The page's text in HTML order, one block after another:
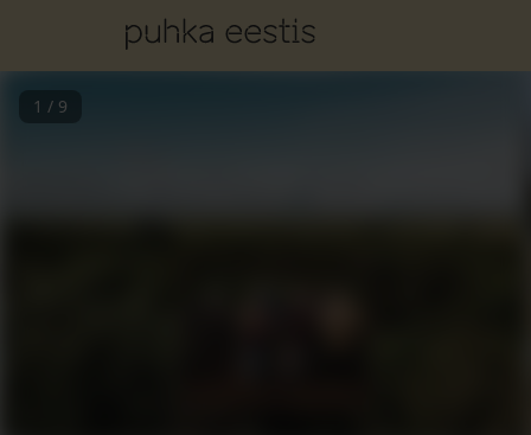
1 / 9